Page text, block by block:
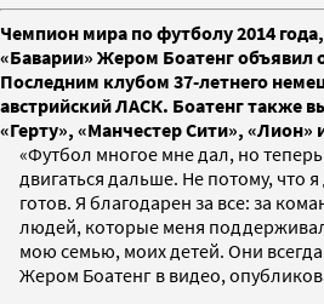
Чемпион мира по футболу 2014
«Баварии» Жером Боатенг объявил
Последним клубом 37-летнего
австрийский ЛАСК. Боатенг также
«Герту», «Манчестер Сити», «Лион»
«Футбол многое мне дал, но
двигаться дальше. Не потому, что
готов. Я благодарен за все: за
людей, которые меня
мою семью, моих детей. Они
Жером Боатенг в видео,